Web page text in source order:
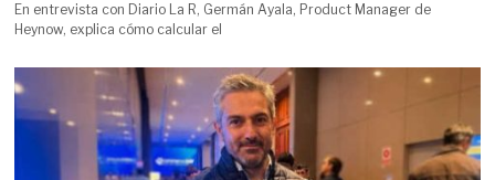
En entrevista con Diario La R, Germán Ayala, Product Manager de
Heynow, explica cómo calcular el